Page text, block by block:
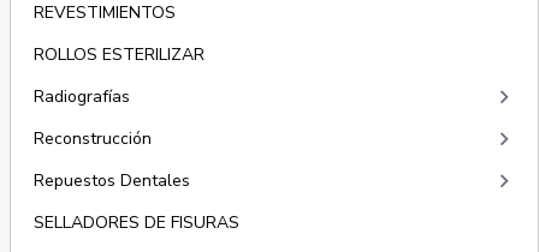
REVESTIMIENTOS
ROLLOS ESTERILIZAR
Radiografías
keyboard_arrow_right
Reconstrucción keyboard_arrow_right
Repuestos Dentales keyboard_arrow_right
SELLADORES DE FISURAS